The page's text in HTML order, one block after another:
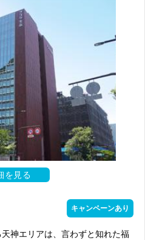
を見る
キャンペーンあり
神エリアは、言わずと知れた福